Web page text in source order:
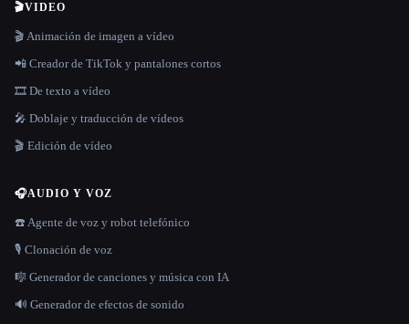
🎬VIDEO
🎬 Animación de imagen a vídeo
📲 Creador de TikTok y pantalones cortos
🎞️ De texto a vídeo
🎤 Doblaje y traducción de vídeos
🎬 Edición de vídeo
🎧AUDIO Y VOZ
☎️ Agente de voz y robot telefónico
🎙️ Clonación de voz
🎼 Generador de canciones y música con IA
🔊 Generador de efectos de sonido